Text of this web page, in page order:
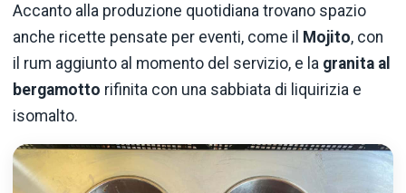
Accanto alla produzione quotidiana trovano spazio
anche ricette pensate per eventi, come il Mojito, con
il rum aggiunto al momento del servizio, e la granita al
bergamotto rifinita con una sabbiata di liquirizia e
isomalto.